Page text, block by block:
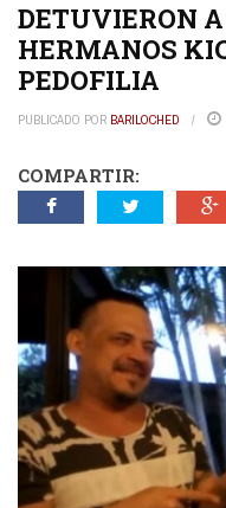
DETUVIERON A
HERMANOS
PEDOFILIA
PUBLICADO POR BARILOCHED
COMPARTIR: